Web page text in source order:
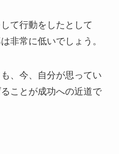
て行動をしたとして
非常に低いでしょう。
、今、自分が思ってい
ことが成功への近道で